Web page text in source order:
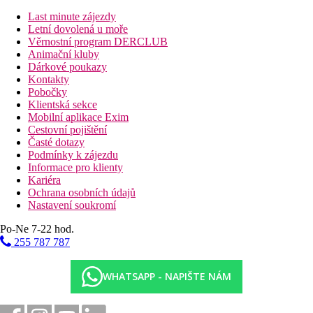
Dvoulůžkový pokoj, Deluxe, Boční výhled moře -
zrekonstruovaný
Dvoulůžkový pokoj, Deluxe, Výhled moře -
zrekonstruovaný
Dvoulůžkový pokoj, Deluxe, Výhled moře, Jacuzzi -
zrekonstruovaný, s vířivkou
Dvoulůžkový pokoj, Deluxe, Large, Výhled krajina -
zrekonstruovaný, prostornější
Dvoulůžkový pokoj, Deluxe, Large, Boční výhled
moře -zrekonstruovaný, prostornější
Dvoulůžkový pokoj, Deluxe, Large, Výhled moře -
zrekonstruovaný, prostornější
Rodinný pokoj, Výhled krajina -
pokoj
Rodinný pokoj, 2 ložnice, Deluxe, Výhled krajina
-zrekonstruovaný, 2 oddělené ložnice
Rodinný pokoj, 2 ložnice, Deluxe, Boční výhled moře -
zrekonstruovaný, 2 oddělené ložnice
Popis hotelu
vstupní hala s recepcí
hlavní restaurace
8 restaurací s obsluhou (rybí, turecká, středomořská,
italská, steaková, 2x asijská, mezinárodní)
Last minute zájezdy
Letní dovolená u moře
Věrnostní program DERCLUB
Animační kluby
Dárkové poukazy
Kontakty
Pobočky
Klientská sekce
Mobilní aplikace Exim
Cestovní pojištění
Časté dotazy
Podmínky k zájezdu
Informace pro klienty
Kariéra
Ochrana osobních údajů
Nastavení soukromí
Po-Ne 7-22 hod.
255 787 787
WHATSAPP - NAPIŠTE NÁM